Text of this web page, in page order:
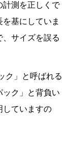
計測を正しくで
基にしていま
サイズを誤る
ク」と呼ばれる
ック」と背負い
していますの